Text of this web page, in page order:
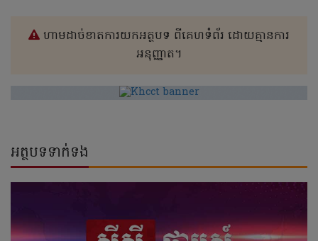
ហាមដាច់ខាតការយកអត្ថបទ ពីគេហទំព័រ ដោយគ្មានការ
អនុញ្ញាត។
អត្ថបទទាក់ទង